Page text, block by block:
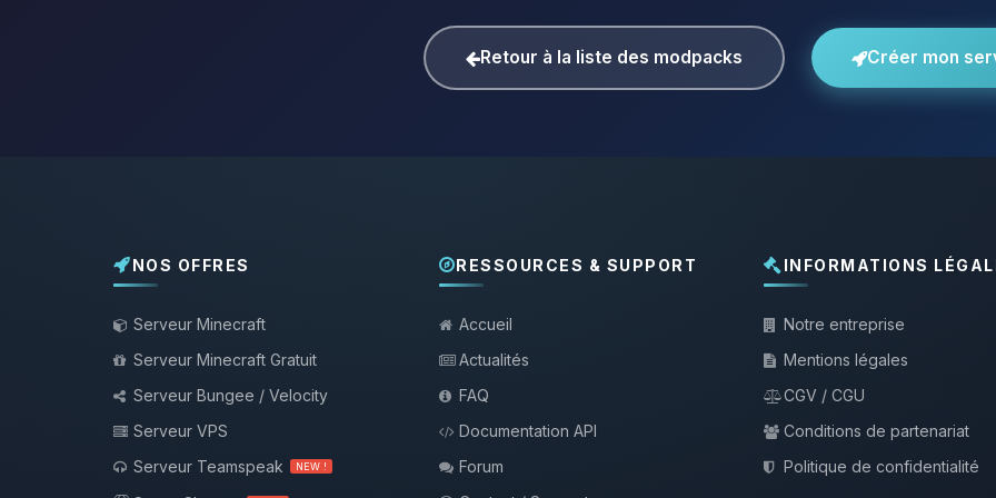
Retour à la liste des modpacks Créer mon
NOS OFFRES
Serveur Minecraft
Serveur Minecraft Gratuit
Serveur Bungee / Velocity
Serveur VPS
Serveur Teamspeak
NEW !
RESSOURCES & SUPPORT
Accueil
Actualités
FAQ
Documentation API
Forum
INFORMATIONS
Notre entreprise
Mentions légales
CGV / CGU
Conditions de partenariat
Politique de confidentialité